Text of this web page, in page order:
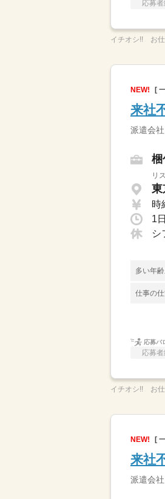
応募
イチオシ!! お
NEW! [
来社
派遣会社
梱
リ
東
時
シ
多い年
仕事の
応募バ
応募
イチオシ!! お
NEW! [
来社
派遣会社